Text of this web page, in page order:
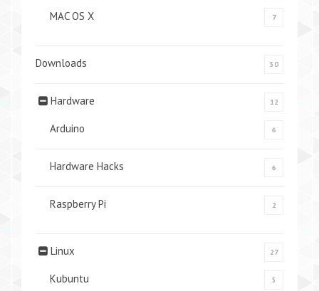
MAC OS X 7
Downloads 50
Hardware 12
Arduino 6
Hardware Hacks 6
Raspberry Pi 2
Linux 27
Kubuntu 5